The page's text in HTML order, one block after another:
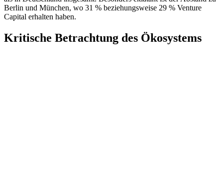
Berlin und München, wo 31 % beziehungsweise 29 % Venture
Capital erhalten haben.
Kritische Betrachtung des Ökosystems